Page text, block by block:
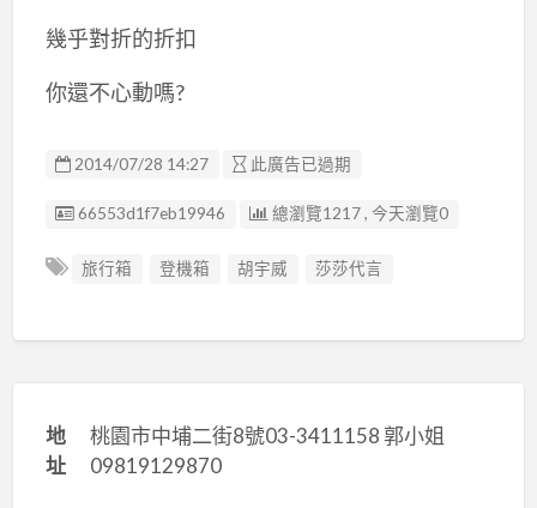
幾乎對折的折扣
你還不心動嗎?
2014/07/28 14:27 此廣告已過期
廣告编號
66553d1f7eb19946 總瀏覽1217 , 今天瀏覽0
旅行箱 登機箱 胡宇威 莎莎代言
地
址
桃園市中埔二街8號03-3411158 郭小姐
09819129870